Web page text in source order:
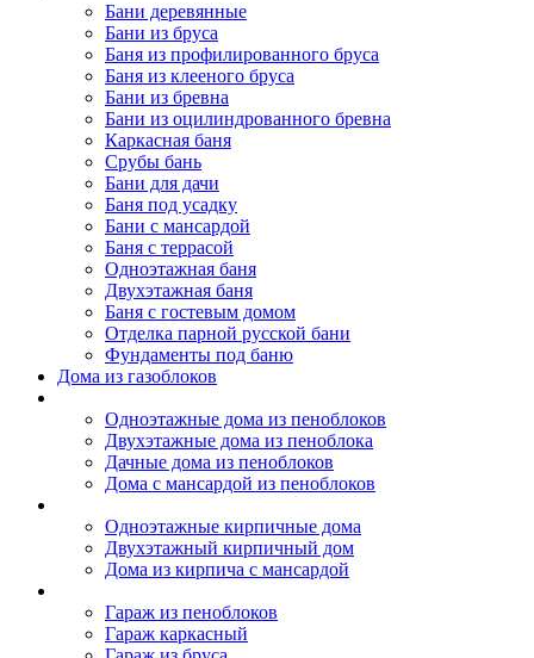
Бани деревянные
Бани из бруса
Баня из профилированного бруса
Баня из клееного бруса
Бани из бревна
Бани из оцилиндрованного бревна
Каркасная баня
Срубы бань
Бани для дачи
Баня под усадку
Бани с мансардой
Баня с террасой
Одноэтажная баня
Двухэтажная баня
Баня с гостевым домом
Отделка парной русской бани
Фундаменты под баню
Дома из газоблоков
Одноэтажные дома из пеноблоков
Двухэтажные дома из пеноблока
Дачные дома из пеноблоков
Дома с мансардой из пеноблоков
Одноэтажные кирпичные дома
Двухэтажный кирпичный дом
Дома из кирпича с мансардой
Гараж из пеноблоков
Гараж каркасный